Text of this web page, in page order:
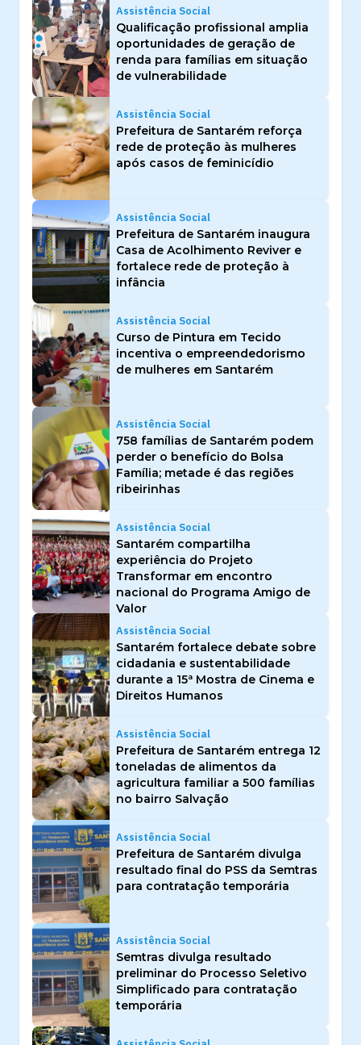
Assistência Social
Qualificação profissional amplia
oportunidades de geração de
renda para famílias em situação
de vulnerabilidade
Assistência Social
Prefeitura de Santarém reforça
rede de proteção às mulheres
após casos de feminicídio
Assistência Social
Prefeitura de Santarém inaugura
Casa de Acolhimento Reviver e
fortalece rede de proteção à
infância
Assistência Social
Curso de Pintura em Tecido
incentiva o empreendedorismo
de mulheres em Santarém
Assistência Social
758 famílias de Santarém podem
perder o benefício do Bolsa
Família; metade é das regiões
ribeirinhas
Assistência Social
Santarém compartilha
experiência do Projeto
Transformar em encontro
nacional do Programa Amigo de
Valor
Assistência Social
Santarém fortalece debate sobre
cidadania e sustentabilidade
durante a 15ª Mostra de Cinema e
Direitos Humanos
Assistência Social
Prefeitura de Santarém entrega 12
toneladas de alimentos da
agricultura familiar a 500 famílias
no bairro Salvação
Assistência Social
Prefeitura de Santarém divulga
resultado final do PSS da Semtras
para contratação temporária
Assistência Social
Semtras divulga resultado
preliminar do Processo Seletivo
Simplificado para contratação
temporária